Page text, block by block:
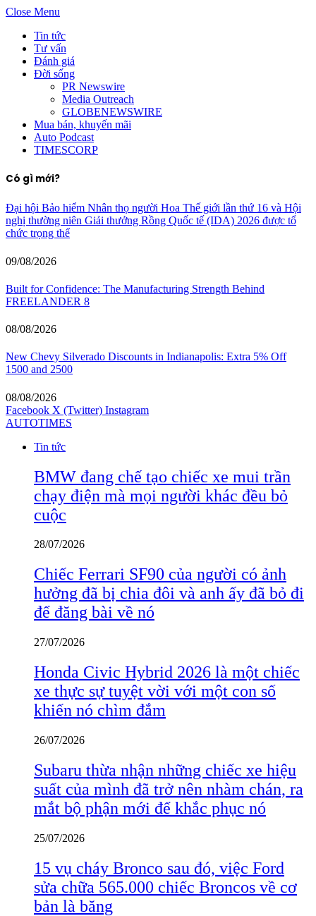
Close Menu
Tin tức
Tư vấn
Đánh giá
Đời sống
PR Newswire
Media Outreach
GLOBENEWSWIRE
Mua bán, khuyến mãi
Auto Podcast
TIMESCORP
Có gì mới?
Đại hội Bảo hiểm Nhân thọ người Hoa Thế giới lần thứ 16 và Hội
nghị thường niên Giải thưởng Rồng Quốc tế (IDA) 2026 được tổ
chức trọng thể
09/08/2026
Built for Confidence: The Manufacturing Strength Behind
FREELANDER 8
08/08/2026
New Chevy Silverado Discounts in Indianapolis: Extra 5% Off
1500 and 2500
08/08/2026
Facebook X (Twitter) Instagram
AUTOTIMES
Tin tức
BMW đang chế tạo chiếc xe mui trần
chạy điện mà mọi người khác đều bỏ
cuộc
28/07/2026
Chiếc Ferrari SF90 của người có ảnh
hưởng đã bị chia đôi và anh ấy đã bỏ đi
để đăng bài về nó
27/07/2026
Honda Civic Hybrid 2026 là một chiếc
xe thực sự tuyệt vời với một con số
khiến nó chìm đắm
26/07/2026
Subaru thừa nhận những chiếc xe hiệu
suất của mình đã trở nên nhàm chán, ra
mắt bộ phận mới để khắc phục nó
25/07/2026
15 vụ cháy Bronco sau đó, việc Ford
sửa chữa 565.000 chiếc Broncos về cơ
bản là băng